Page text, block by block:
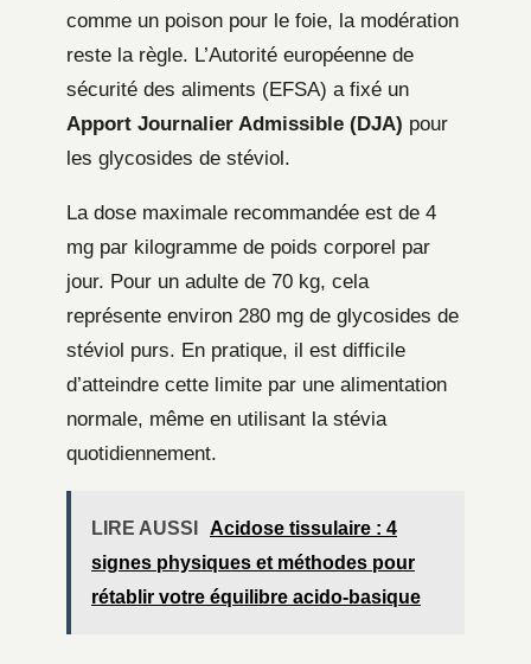
comme un poison pour le foie, la modération
reste la règle. L’Autorité européenne de
sécurité des aliments (EFSA) a fixé un
Apport Journalier Admissible (DJA) pour
les glycosides de stéviol.
La dose maximale recommandée est de 4
mg par kilogramme de poids corporel par
jour. Pour un adulte de 70 kg, cela
représente environ 280 mg de glycosides de
stéviol purs. En pratique, il est difficile
d’atteindre cette limite par une alimentation
normale, même en utilisant la stévia
quotidiennement.
LIRE AUSSI
Acidose tissulaire : 4
signes physiques et méthodes pour
rétablir votre équilibre acido-basique